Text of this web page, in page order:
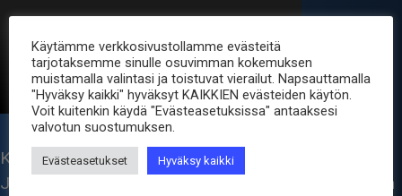
Kiitoksia, että olette olleet osa yhteisöämme.
Jatkamme työtämme antaaksemme teille jatkossakin
Käytämme verkkosivustollamme evästeitä
tarjotaksemme sinulle osuvimman kokemuksen
muistamalla valintasi ja toistuvat vierailut. Napsauttamalla
"Hyväksy kaikki" hyväksyt KAIKKIEN evästeiden käytön.
Voit kuitenkin käydä "Evästeasetuksissa" antaaksesi
valvotun suostumuksen.
Evästeasetukset Hyväksy kaikki